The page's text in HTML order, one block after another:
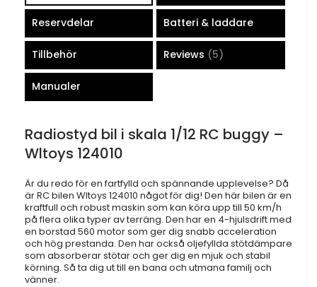
Radiostyd bil i skala 1/12 RC buggy –
Wltoys 124010
Är du redo för en fartfylld och spännande upplevelse? Då
är RC bilen Wltoys 124010 något för dig! Den här bilen är en
kraftfull och robust maskin som kan köra upp till 50 km/h
på flera olika typer av terräng. Den har en 4-hjulsdrift med
en borstad 560 motor som ger dig snabb acceleration
och hög prestanda. Den har också oljefyllda stötdämpare
som absorberar stötar och ger dig en mjuk och stabil
körning. Så ta dig ut till en bana och utmana familj och
vänner.
Reservdelar Batteri & laddare
Tillbehör Reviews 5
Manualer